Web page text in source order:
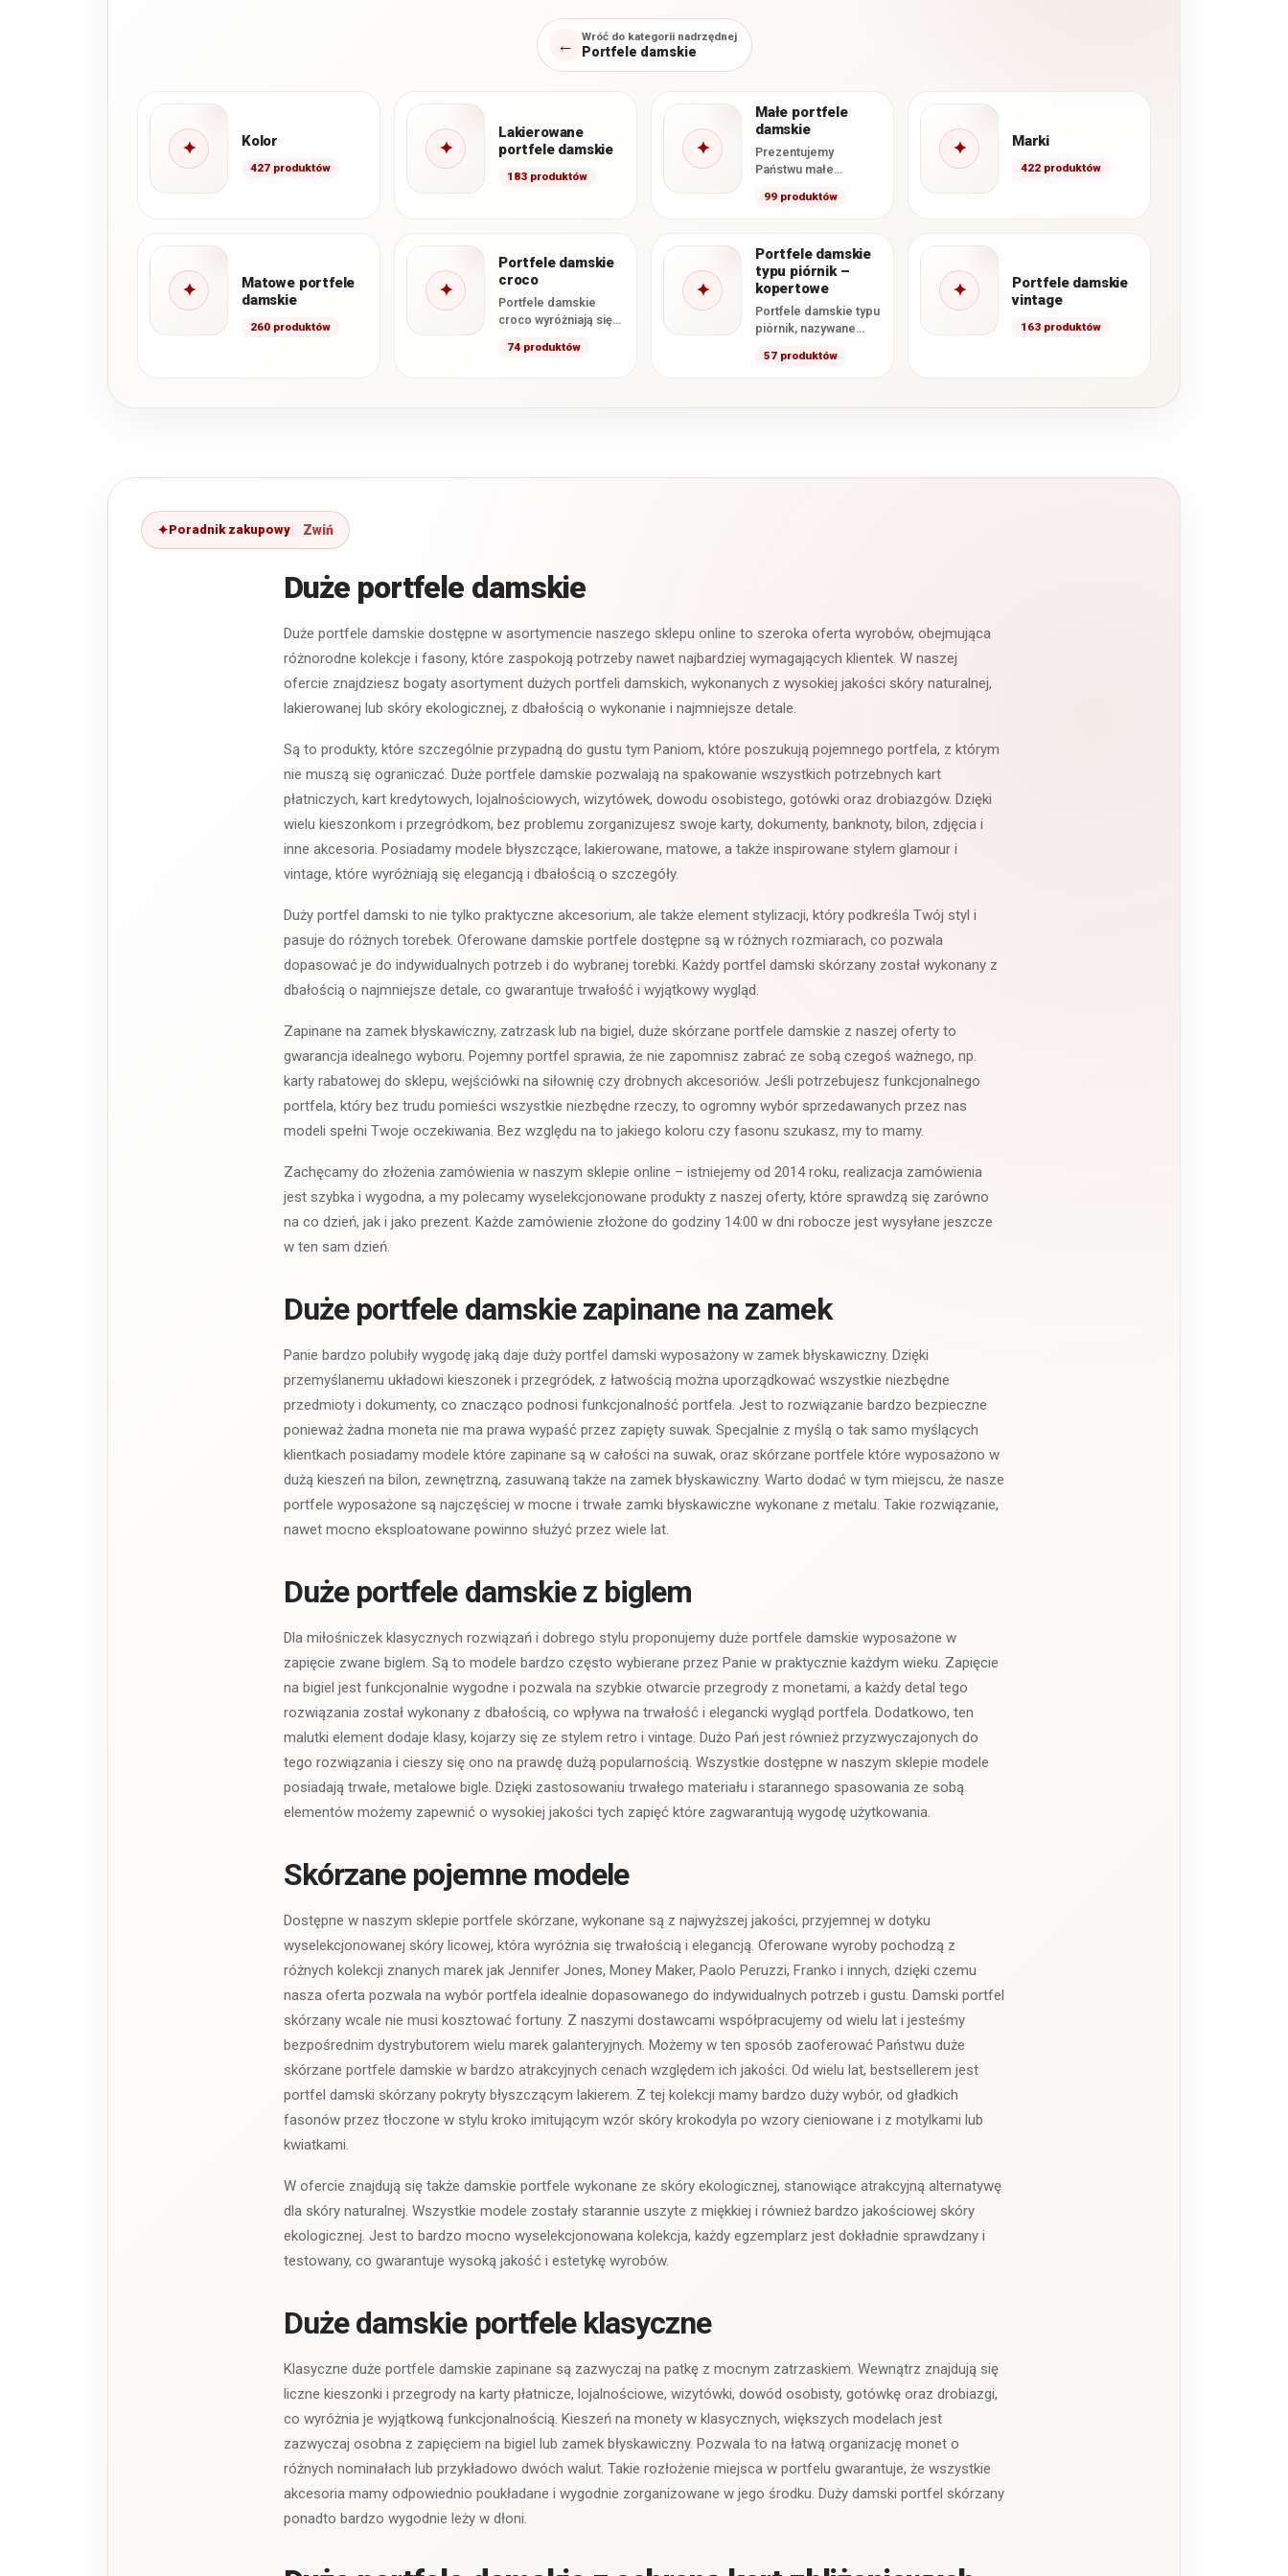
← Wróć do kategorii nadrzędnej
Portfele damskie
✦ Kolor
427 produktów
✦
Lakierowane
portfele damskie
183 produktów
✦
Małe portfele
damskie
Prezentujemy
Państwu małe
które
oferty. Zawarliśmy
tutaj wszystkie
dostępne u…
99 produktów
✦ Marki
422 produktów
✦
Matowe portfele
damskie
260 produktów
✦
Portfele damskie
croco
Portfele damskie
croco wyróżniają się
wygląd skóry
74 produktów
✦
Portfele damskie
typu piórnik –
kopertowe
Portfele damskie typu
piórnik, nazywane
kopertowymi, to duże
57 produktów
✦
Portfele damskie
vintage
163 produktów
Poradnik zakupowy
Duże portfele damskie
Duże portfele damskie dostępne w asortymencie naszego sklepu online to szeroka oferta wyrobów, obejmująca
różnorodne kolekcje i fasony, które zaspokoją potrzeby nawet najbardziej wymagających klientek. W naszej
ofercie znajdziesz bogaty asortyment dużych portfeli damskich, wykonanych z wysokiej jakości skóry naturalnej,
lakierowanej lub skóry ekologicznej, z dbałością o wykonanie i najmniejsze detale.
Są to produkty, które szczególnie przypadną do gustu tym Paniom, które poszukują pojemnego portfela, z którym
nie muszą się ograniczać. Duże portfele damskie pozwalają na spakowanie wszystkich potrzebnych kart
płatniczych, kart kredytowych, lojalnościowych, wizytówek, dowodu osobistego, gotówki oraz drobiazgów. Dzięki
wielu kieszonkom i przegródkom, bez problemu zorganizujesz swoje karty, dokumenty, banknoty, bilon, zdjęcia i
inne akcesoria. Posiadamy modele błyszczące, lakierowane, matowe, a także inspirowane stylem glamour i
vintage, które wyróżniają się elegancją i dbałością o szczegóły.
Duży portfel damski to nie tylko praktyczne akcesorium, ale także element stylizacji, który podkreśla Twój styl i
pasuje do różnych torebek. Oferowane damskie portfele dostępne są w różnych rozmiarach, co pozwala
dopasować je do indywidualnych potrzeb i do wybranej torebki. Każdy portfel damski skórzany został wykonany z
dbałością o najmniejsze detale, co gwarantuje trwałość i wyjątkowy wygląd.
Zapinane na zamek błyskawiczny, zatrzask lub na bigiel, duże skórzane portfele damskie z naszej oferty to
gwarancja idealnego wyboru. Pojemny portfel sprawia, że nie zapomnisz zabrać ze sobą czegoś ważnego, np.
karty rabatowej do sklepu, wejściówki na siłownię czy drobnych akcesoriów. Jeśli potrzebujesz funkcjonalnego
portfela, który bez trudu pomieści wszystkie niezbędne rzeczy, to ogromny wybór sprzedawanych przez nas
modeli spełni Twoje oczekiwania. Bez względu na to jakiego koloru czy fasonu szukasz, my to mamy.
Zachęcamy do złożenia zamówienia w naszym sklepie online – istniejemy od 2014 roku, realizacja zamówienia
jest szybka i wygodna, a my polecamy wyselekcjonowane produkty z naszej oferty, które sprawdzą się zarówno
na co dzień, jak i jako prezent. Każde zamówienie złożone do godziny 14:00 w dni robocze jest wysyłane jeszcze
w ten sam dzień.
Duże portfele damskie zapinane na zamek
Panie bardzo polubiły wygodę jaką daje duży portfel damski wyposażony w zamek błyskawiczny. Dzięki
przemyślanemu układowi kieszonek i przegródek, z łatwością można uporządkować wszystkie niezbędne
przedmioty i dokumenty, co znacząco podnosi funkcjonalność portfela. Jest to rozwiązanie bardzo bezpieczne
ponieważ żadna moneta nie ma prawa wypaść przez zapięty suwak. Specjalnie z myślą o tak samo myślących
klientkach posiadamy modele które zapinane są w całości na suwak, oraz skórzane portfele które wyposażono w
dużą kieszeń na bilon, zewnętrzną, zasuwaną także na zamek błyskawiczny. Warto dodać w tym miejscu, że nasze
portfele wyposażone są najczęściej w mocne i trwałe zamki błyskawiczne wykonane z metalu. Takie rozwiązanie,
nawet mocno eksploatowane powinno służyć przez wiele lat.
Duże portfele damskie z biglem
Dla miłośniczek klasycznych rozwiązań i dobrego stylu proponujemy duże portfele damskie wyposażone w
zapięcie zwane biglem. Są to modele bardzo często wybierane przez Panie w praktycznie każdym wieku. Zapięcie
na bigiel jest funkcjonalnie wygodne i pozwala na szybkie otwarcie przegrody z monetami, a każdy detal tego
rozwiązania został wykonany z dbałością, co wpływa na trwałość i elegancki wygląd portfela. Dodatkowo, ten
malutki element dodaje klasy, kojarzy się ze stylem retro i vintage. Dużo Pań jest również przyzwyczajonych do
tego rozwiązania i cieszy się ono na prawdę dużą popularnością. Wszystkie dostępne w naszym sklepie modele
posiadają trwałe, metalowe bigle. Dzięki zastosowaniu trwałego materiału i starannego spasowania ze sobą
elementów możemy zapewnić o wysokiej jakości tych zapięć które zagwarantują wygodę użytkowania.
Skórzane pojemne modele
Dostępne w naszym sklepie portfele skórzane, wykonane są z najwyższej jakości, przyjemnej w dotyku
wyselekcjonowanej skóry licowej, która wyróżnia się trwałością i elegancją. Oferowane wyroby pochodzą z
różnych kolekcji znanych marek jak Jennifer Jones, Money Maker, Paolo Peruzzi, Franko i innych, dzięki czemu
nasza oferta pozwala na wybór portfela idealnie dopasowanego do indywidualnych potrzeb i gustu. Damski portfel
skórzany wcale nie musi kosztować fortuny. Z naszymi dostawcami współpracujemy od wielu lat i jesteśmy
bezpośrednim dystrybutorem wielu marek galanteryjnych. Możemy w ten sposób zaoferować Państwu duże
skórzane portfele damskie w bardzo atrakcyjnych cenach względem ich jakości. Od wielu lat, bestsellerem jest
portfel damski skórzany pokryty błyszczącym lakierem. Z tej kolekcji mamy bardzo duży wybór, od gładkich
fasonów przez tłoczone w stylu kroko imitującym wzór skóry krokodyla po wzory cieniowane i z motylkami lub
kwiatkami.
W ofercie znajdują się także damskie portfele wykonane ze skóry ekologicznej, stanowiące atrakcyjną alternatywę
dla skóry naturalnej. Wszystkie modele zostały starannie uszyte z miękkiej i również bardzo jakościowej skóry
ekologicznej. Jest to bardzo mocno wyselekcjonowana kolekcja, każdy egzemplarz jest dokładnie sprawdzany i
testowany, co gwarantuje wysoką jakość i estetykę wyrobów.
Duże damskie portfele klasyczne
Klasyczne duże portfele damskie zapinane są zazwyczaj na patkę z mocnym zatrzaskiem. Wewnątrz znajdują się
liczne kieszonki i przegrody na karty płatnicze, lojalnościowe, wizytówki, dowód osobisty, gotówkę oraz drobiazgi,
co wyróżnia je wyjątkową funkcjonalnością. Kieszeń na monety w klasycznych, większych modelach jest
zazwyczaj osobna z zapięciem na bigiel lub zamek błyskawiczny. Pozwala to na łatwą organizację monet o
różnych nominałach lub przykładowo dwóch walut. Takie rozłożenie miejsca w portfelu gwarantuje, że wszystkie
akcesoria mamy odpowiednio poukładane i wygodnie zorganizowane w jego środku. Duży damski portfel skórzany
ponadto bardzo wygodnie leży w dłoni.